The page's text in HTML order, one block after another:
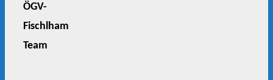
ÖGV-
Fischlham
Team